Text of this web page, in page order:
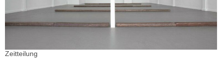
Zeitteilung